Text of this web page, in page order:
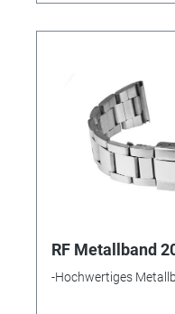
RF Metallband
-Hochwertiges